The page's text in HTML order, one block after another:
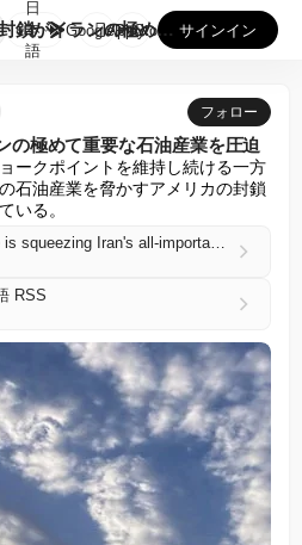
分析：米国の封鎖がイランの極めて重要な石油産業を圧迫
日
本
語
GooglePlay
AppStore サインイン
フォロー
の極めて重要な石油産業を圧迫
ークポイントを維持し続ける一方
石油産業を脅かすアメリカの封鎖
いる。
Analysis: US blockade is squeezing Iran's all-important oil industry
RSS